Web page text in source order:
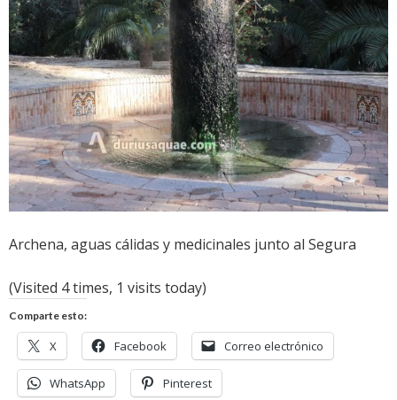
Archena, aguas cálidas y medicinales junto al Segura
(Visited 4 times, 1 visits today)
Comparte esto:
X Facebook Correo electrónico
WhatsApp Pinterest